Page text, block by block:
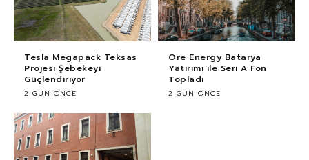
Tesla Megapack Teksas
Projesi Şebekeyi
Güçlendiriyor
2 GÜN ÖNCE
Ore Energy Batarya
Yatırımı ile Seri A Fon
Topladı
2 GÜN ÖNCE